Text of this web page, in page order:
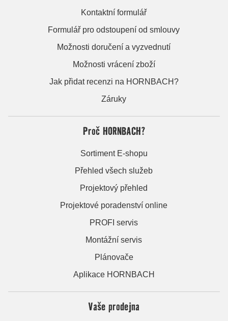
Kontaktní formulář
Formulář pro odstoupení od smlouvy
Možnosti doručení a vyzvednutí
Možnosti vrácení zboží
Jak přidat recenzi na HORNBACH?
Záruky
Proč HORNBACH?
Sortiment E-shopu
Přehled všech služeb
Projektový přehled
Projektové poradenství online
PROFI servis
Montážní servis
Plánovače
Aplikace HORNBACH
Vaše prodejna